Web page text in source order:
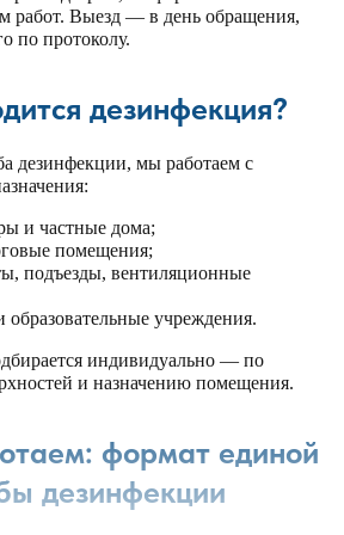
работ. Выезд — в день обращения,
по протоколу.
дезинфекция?
дезинфекции, мы работаем с
и частные дома;
помещения;
подъезды, вентиляционные
учреждения.
индивидуально — по
и назначению помещения.
формат единой
дезинфекции